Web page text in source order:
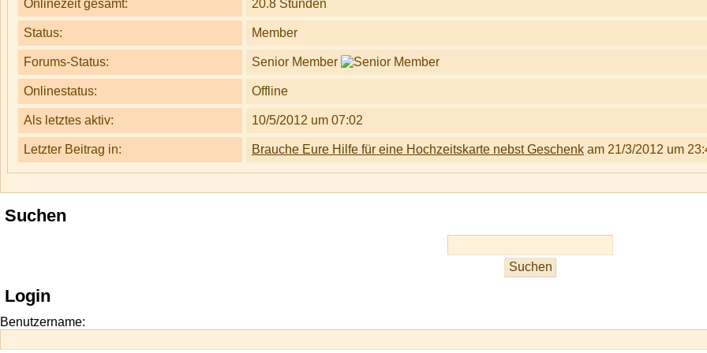
Onlinezeit gesamt: 20.8 Stunden
Status: Member
Forums-Status: Senior Member
Onlinestatus: Offline
Als letztes aktiv: 10/5/2012 um 07:02
Letzter Beitrag in: Brauche Eure Hilfe für eine Hochzeitskarte nebst Geschenk am 21/3/2012 um
Suchen
Login
Benutzername: